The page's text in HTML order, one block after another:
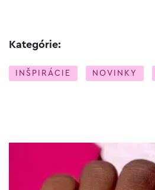
Kategórie:
INŠPIRÁCIE NOVINKY